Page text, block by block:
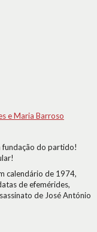
e Maria Barroso
fundação do partido!
calendário de 1974,
de efemérides,
de José António